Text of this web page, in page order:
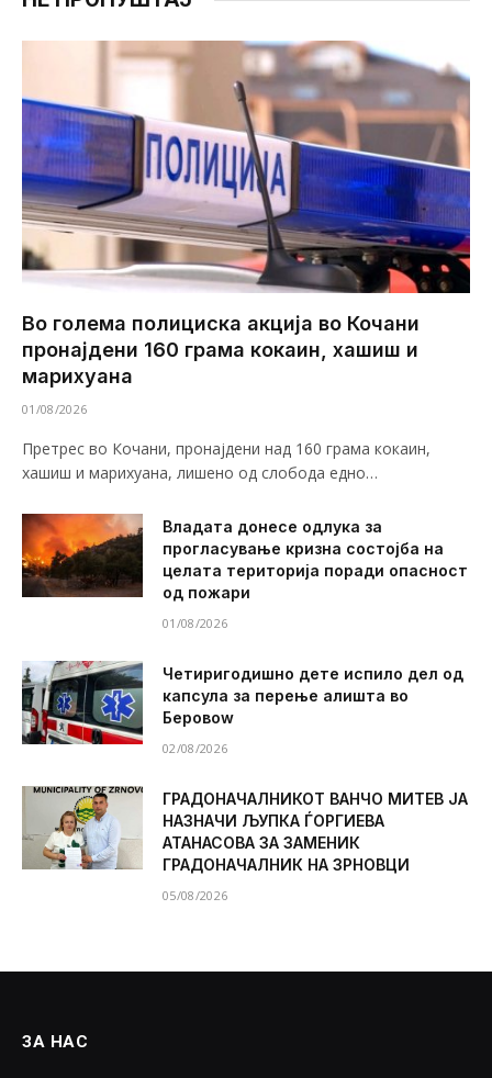
Во голема полициска акција во Кочани
пронајдени 160 грама кокаин, хашиш и
марихуана
01/08/2026
Претрес во Кочани, пронајдени над 160 грама кокаин,
хашиш и марихуана, лишено од слобода едно…
Владата донесе одлука за
прогласување кризна состојба на
целата територија поради опасност
од пожари
01/08/2026
Четиригодишно дете испило дел од
капсула за перење алишта во
Беровоw
02/08/2026
ГРАДОНАЧАЛНИКОТ ВАНЧО МИТЕВ ЈА
НАЗНАЧИ ЉУПКА ЃОРГИЕВА
АТАНАСОВА ЗА ЗАМЕНИК
ГРАДОНАЧАЛНИК НА ЗРНОВЦИ
05/08/2026
ЗА НАС